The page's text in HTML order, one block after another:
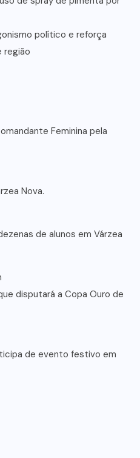
político e reforça
região
Feminina pela
Nova.
de alunos em Várzea
disputará a Copa Ouro de
de evento festivo em